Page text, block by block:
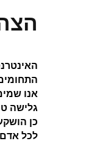
אנו
גלישה
כן
לכל אדם